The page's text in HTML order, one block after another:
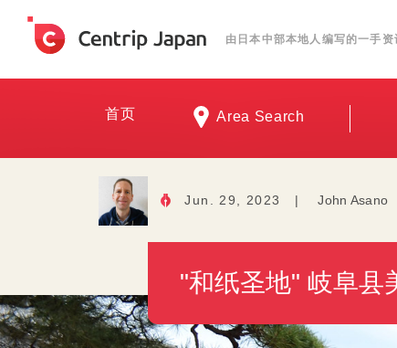
由日本中部本地人编写的一手
首页 Area Search
Jun. 29, 2023 | John Asano
"和纸圣地" 岐阜县